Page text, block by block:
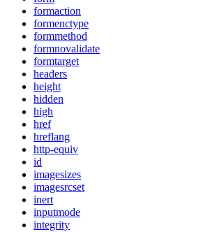
formaction
formenctype
formmethod
formnovalidate
formtarget
headers
height
hidden
high
href
hreflang
http-equiv
id
imagesizes
imagesrcset
inert
inputmode
integrity